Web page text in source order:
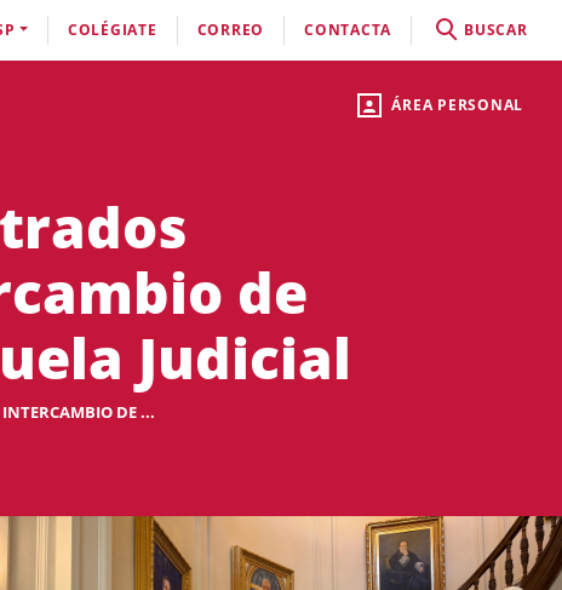
ÁREA PERSONAL
COLÉGIATE CORREO CONTACTA BUSCAR
de
Judicial
INTERCAMBIO DE ...